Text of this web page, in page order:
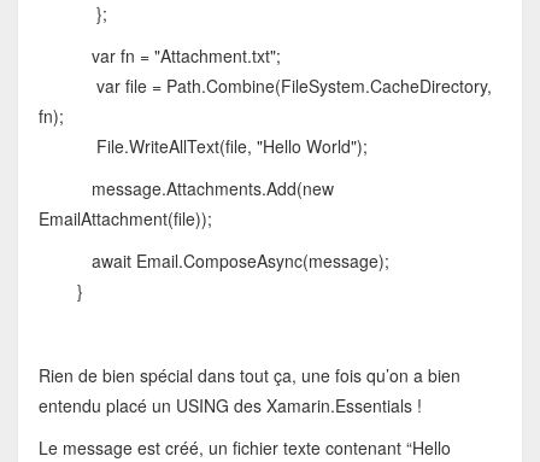
};
var fn = "Attachment.txt";
var file = Path.Combine(FileSystem.CacheDirectory,
fn);
File.WriteAllText(file, "Hello World");
message.Attachments.Add(new
EmailAttachment(file));
await Email.ComposeAsync(message);
}
Rien de bien spécial dans tout ça, une fois qu’on a bien
entendu placé un USING des Xamarin.Essentials !
Le message est créé, un fichier texte contenant “Hello